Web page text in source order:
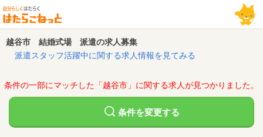
越谷市 結婚式場 派遣の求人募集
派遣スタッフ活躍中に関する求人情報を見てみる
条件の一部にマッチした「越谷市」に関する求人が見つかりました。
条件を変更する